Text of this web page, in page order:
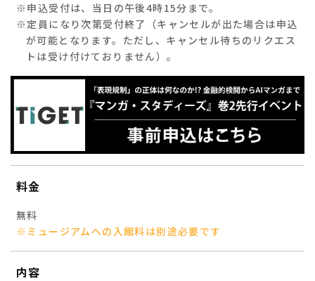
※申込受付は、当日の午後4時15分まで。
※定員になり次第受付終了（キャンセルが出た場合は申込
が可能となります。ただし、キャンセル待ちのリクエス
トは受け付けておりません）。
料金
無料
※ミュージアムへの入館料は別途必要です
内容